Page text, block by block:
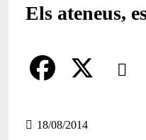
Els ateneus,
Comparteix
a 18/08/2014